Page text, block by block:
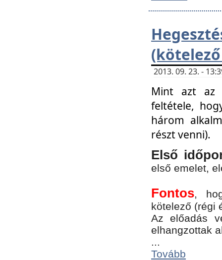
2013. 09. 23. -
Mint azt az
feltétele,
három
részt venni).
Első
első emelet,
Fontos,
kötelező (régi
Az előadás
elhangzottak
...
Tovább